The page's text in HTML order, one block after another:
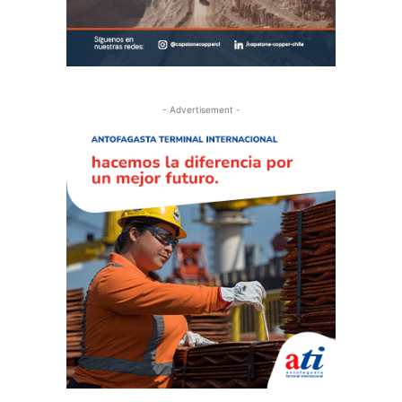
- Advertisement -